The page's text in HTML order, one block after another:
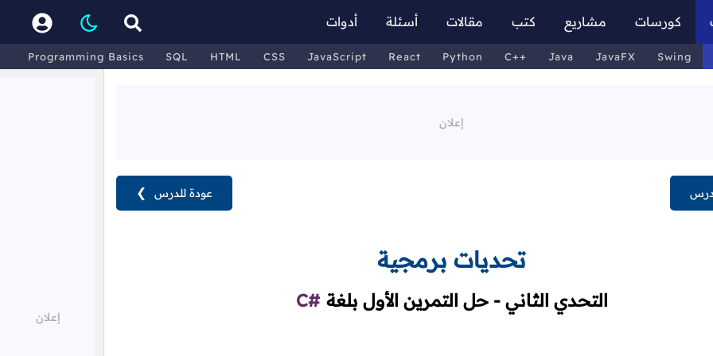
كورسات مشاريع كتب مقالات أسئلة أدوات
Programming Basics SQL HTML CSS JavaScript React Python C++ Java JavaFX Swing
عودة للدرس ❯
تحديات برمجية
التحدي الثاني - حل التمرين الأول بلغة C#